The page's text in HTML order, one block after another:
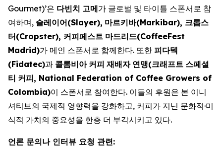
Gourmet)’은 다빈치 고메가 글로벌 및 타이틀 스폰서로 참
여하며, 슬레이어(Slayer), 마르키바(Markibar), 크롭스
터(Cropster), 커피페스트 마드리드(CoffeeFest
Madrid)가 메인 스폰서로 함께한다. 또한 피다텍
(Fidatec)과 콜롬비아 커피 재배자 연맹(크래프트 스페셜
티 커피, National Federation of Coffee Growers of
Colombia)이 스폰서로 참여한다. 이들의 후원은 본 이니
셔티브의 국제적 영향력을 강화하고, 커피가 지닌 문화적·미
식적 가치의 중요성을 한층 더 부각시키고 있다.
언론 문의나 인터뷰 요청 관련: